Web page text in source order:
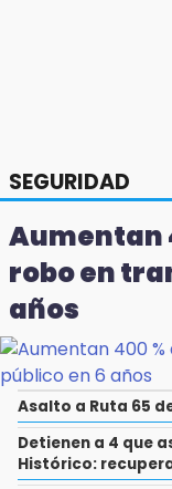
SEGURIDAD
Aumentan
robo en
años
Asalto a Ruta 65
Detienen a 4 que
Histórico: